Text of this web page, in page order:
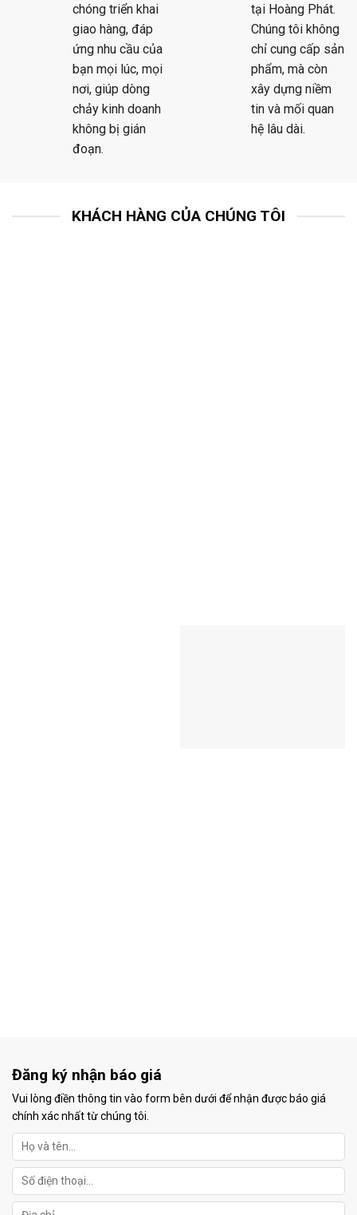
chóng triển khai
giao hàng, đáp
ứng nhu cầu của
bạn mọi lúc, mọi
nơi, giúp dòng
chảy kinh doanh
không bị gián
đoạn.
tại Hoàng Phát.
Chúng tôi không
chỉ cung cấp sản
phẩm, mà còn
xây dựng niềm
tin và mối quan
hệ lâu dài.
KHÁCH HÀNG CỦA CHÚNG TÔI
Đăng ký nhận báo giá
Vui lòng điền thông tin vào form bên dưới để nhận được báo giá
chính xác nhất từ chúng tôi.